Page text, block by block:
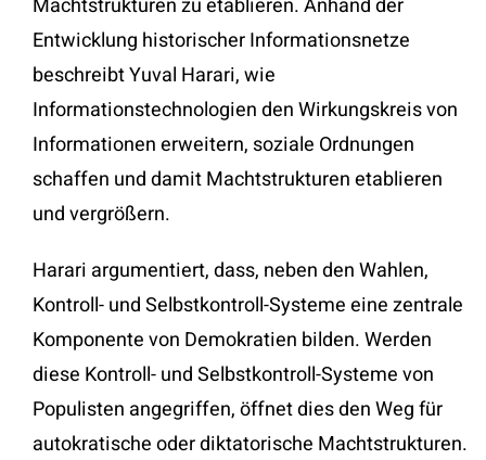
Machtstrukturen zu etablieren. Anhand der
Entwicklung historischer Informationsnetze
beschreibt Yuval Harari, wie
Informationstechnologien den Wirkungskreis von
Informationen erweitern, soziale Ordnungen
schaffen und damit Machtstrukturen etablieren
und vergrößern.
Harari argumentiert, dass, neben den Wahlen,
Kontroll- und Selbstkontroll-Systeme eine zentrale
Komponente von Demokratien bilden. Werden
diese Kontroll- und Selbstkontroll-Systeme von
Populisten angegriffen, öffnet dies den Weg für
autokratische oder diktatorische Machtstrukturen.